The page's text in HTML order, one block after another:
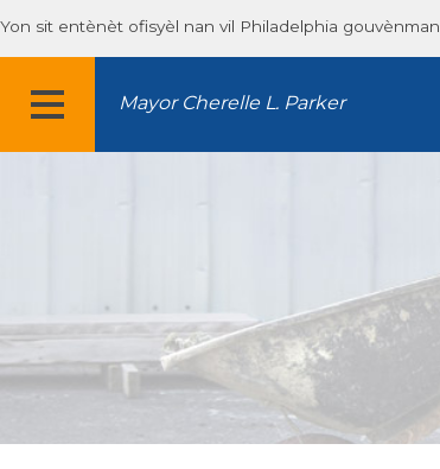
Yon sit entènèt ofisyèl nan vil Philadelphia gouvènman
MENU
Mayor Cherelle L. Parker